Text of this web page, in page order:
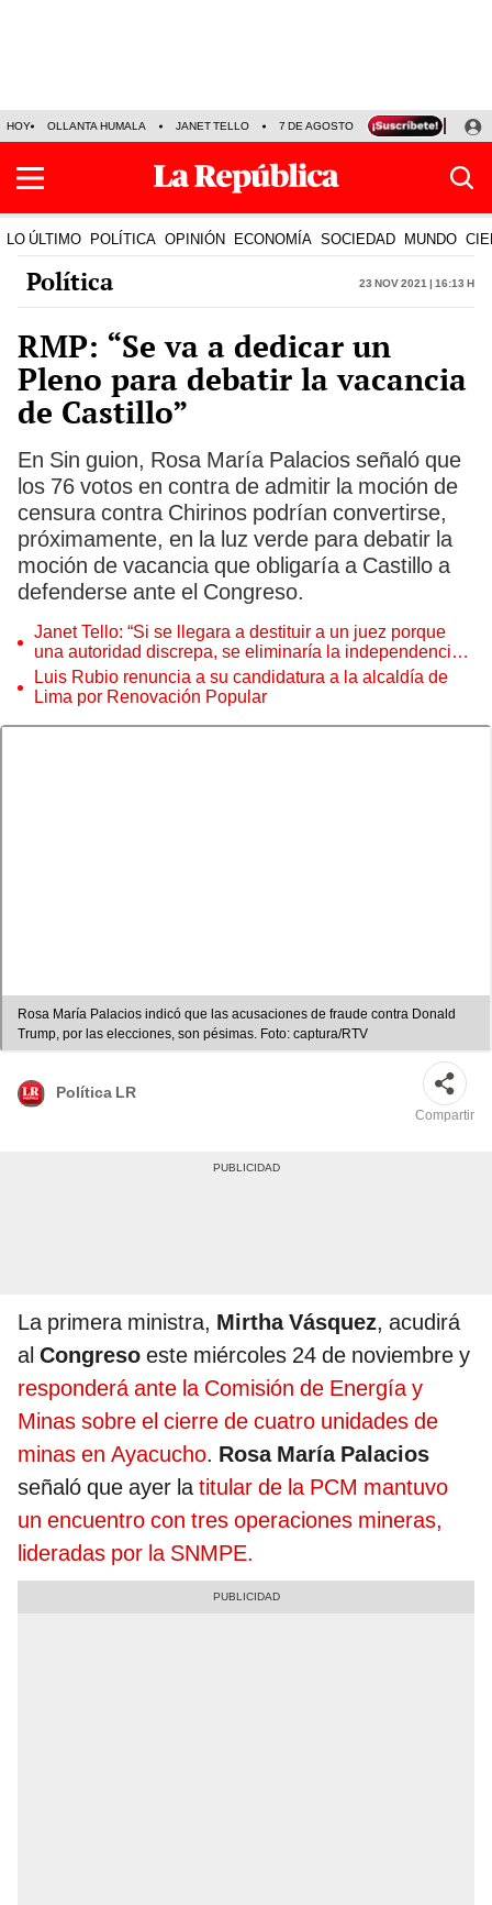
HOY OLLANTA HUMALA JANET TELLO 7 DE AGOSTO TINKA RESULTADOS
LO ÚLTIMO POLÍTICA OPINIÓN ECONOMÍA SOCIEDAD MUNDO
Política 23 Nov 2021 | 16:13 h
RMP: “Se va a dedicar un
Pleno para debatir la vacancia
de Castillo”
En Sin guion, Rosa María Palacios señaló que
los 76 votos en contra de admitir la moción de
censura contra Chirinos podrían convertirse,
próximamente, en la luz verde para debatir la
moción de vacancia que obligaría a Castillo a
defenderse ante el Congreso.
Janet Tello: “Si se llegara a destituir a un juez porque
una autoridad discrepa, se eliminaría la independencia
judicial”
Luis Rubio renuncia a su candidatura a la alcaldía de
Lima por Renovación Popular
Rosa María Palacios indicó que las acusaciones de fraude contra Donald
Trump, por las elecciones, son pésimas. Foto: captura/RTV
Política LR
Compartir
La primera ministra, Mirtha Vásquez, acudirá
al Congreso este miércoles 24 de noviembre y
responderá ante la Comisión de Energía y
Minas sobre el cierre de cuatro unidades de
minas en Ayacucho. Rosa María Palacios
señaló que ayer latitular de la PCM mantuvo
un encuentro con tres operaciones mineras,
lideradas por la SNMPE.